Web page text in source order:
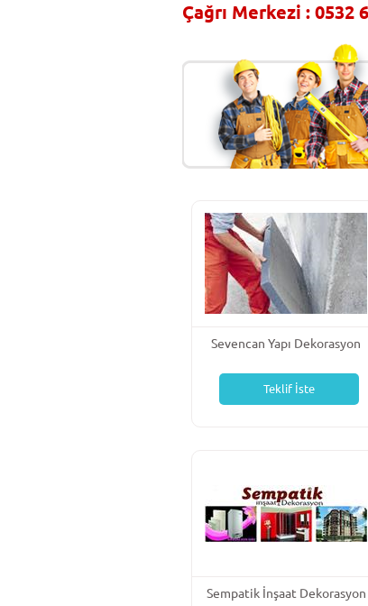
Çağrı Merkezi : 0532
Sevencan Yapı Dekorasyon
Teklif İste
Sempatik İnşaat Dekorasyon